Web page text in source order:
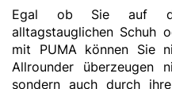
Egal ob Sie auf
alltagstauglichen Schuh
mit PUMA können Sie
Allrounder überzeugen
sondern auch durch